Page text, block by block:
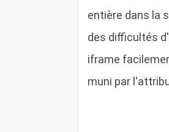
entière dans la
des difficultés
iframe
muni par